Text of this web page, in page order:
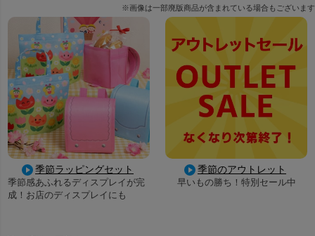
※画像は一部廃版商品が含まれている場合もございます
季節ラッピングセット
季節感あふれるディスプレイが完
成！お店のディスプレイにも
季節のアウトレット
早いもの勝ち！特別セール中